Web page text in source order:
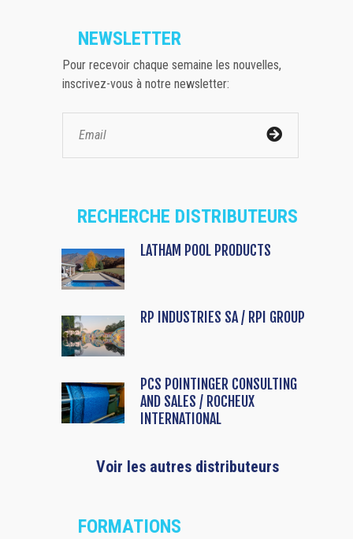
NEWSLETTER
Pour recevoir chaque semaine les nouvelles,
inscrivez-vous à notre newsletter:
RECHERCHE DISTRIBUTEURS
LATHAM POOL PRODUCTS
RP INDUSTRIES SA / RPI GROUP
PCS POINTINGER CONSULTING
AND SALES / ROCHEUX
INTERNATIONAL
Voir les autres distributeurs
FORMATIONS